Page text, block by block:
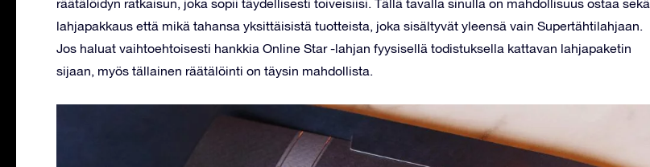
räätälöidyn ratkaisun, joka sopii täydellisesti toiveisiisi. Tällä tavalla sinulla on mahdollisuus ostaa sekä
lahjapakkaus että mikä tahansa yksittäisistä tuotteista, joka sisältyvät yleensä vain Supertähtilahjaan.
Jos haluat vaihtoehtoisesti hankkia Online Star -lahjan fyysisellä todistuksella kattavan lahjapaketin
sijaan, myös tällainen räätälöinti on täysin mahdollista.